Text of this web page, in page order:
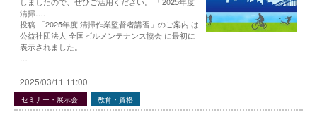
清掃….
投稿 「2025年度 清掃作業監督者講習」のご案内 は
公益社団法人 全国ビルメンテナンス協会 に最初に
表示されました。
2025/03/11 11:00
セミナー・展示会 教育・資格